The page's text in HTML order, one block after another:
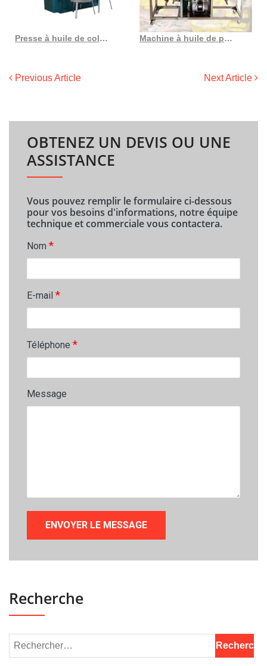
Presse à huile de colza hydraulique sûre et fiable Shuliy Machine à huile de presse professionnelle automatique à haut rendement au Togo
Previous Article Next Article
OBTENEZ UN DEVIS OU UNE
ASSISTANCE
Vous pouvez remplir le formulaire ci-dessous
pour vos besoins d'informations, notre équipe
technique et commerciale vous contactera.
Nom *
E-mail *
Téléphone *
Message
Recherche